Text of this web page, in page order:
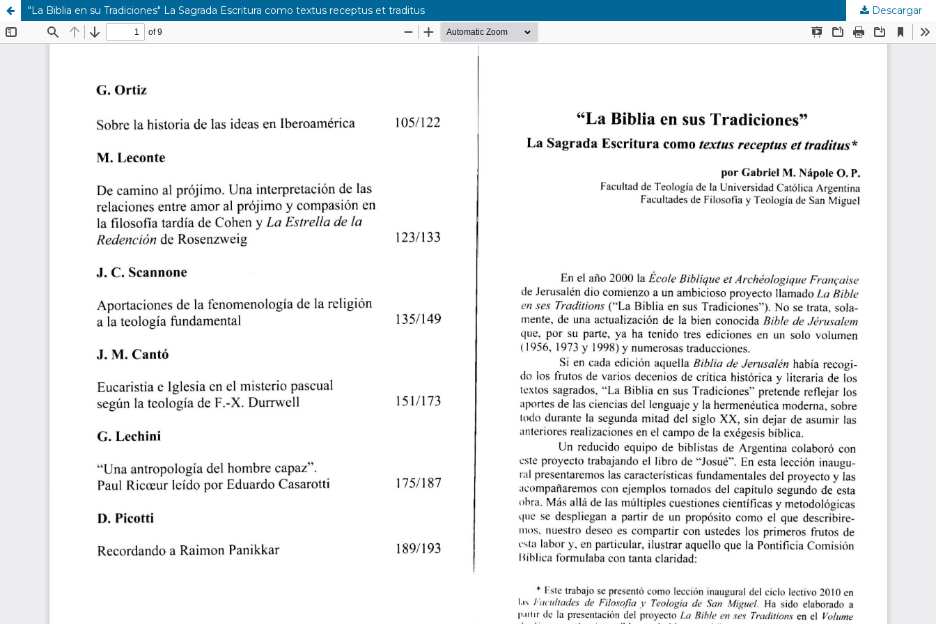
"La Biblia en su Tradiciones" La Sagrada Escritura como textus receptus et traditus Descargar